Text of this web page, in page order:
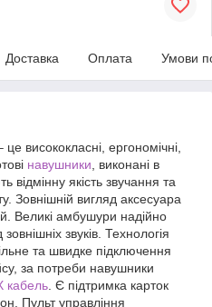
Доставка Оплата Умови
висококласні, ергономічні,
навушники , виконані в
відмінну якість звучання та
Зовнішній вигляд аксесуара
Великі амбушури надійно
звуків. Технологія
та швидке підключення
за потреби навушники
кабель . Є підтримка карток
Пульт управління